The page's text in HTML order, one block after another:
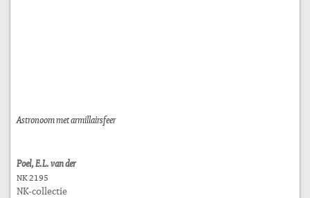
Astronoom met armillairsfeer
Poel, E.L. van der
NK 2195
NK-collectie